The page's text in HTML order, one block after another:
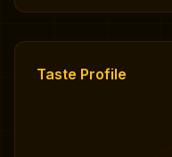
Taste Profile